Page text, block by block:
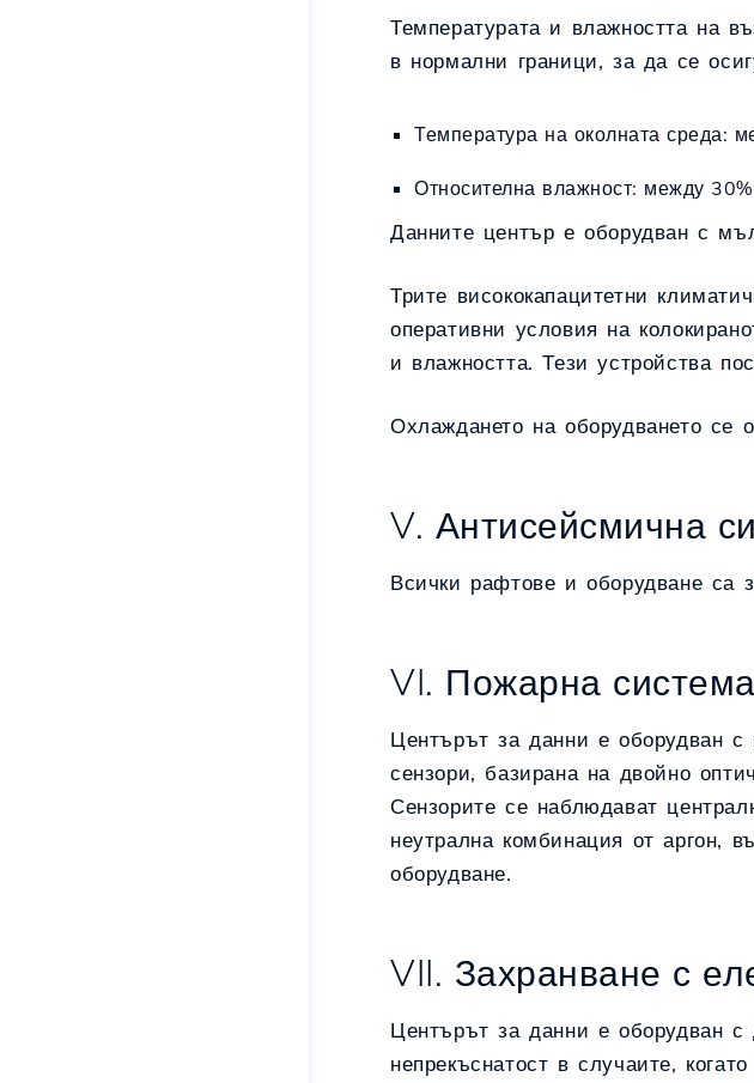
Температурата и влажността на
в нормални граници, за да се
Температура на околната среда:
Относителна влажност: между
Данните център е оборудван с
Трите висококапацитетни
оперативни условия на
и влажността. Тези устройства
Охлаждането на оборудването се
V. Антисейсмична
Всички рафтове и оборудване са
VI. Пожарна система
Центърът за данни е оборудван
сензори, базирана на двойно
Сензорите се наблюдават
неутрална комбинация от аргон,
оборудване.
VII. Захранване с
Центърът за данни е оборудван с
непрекъснатост в случаите,